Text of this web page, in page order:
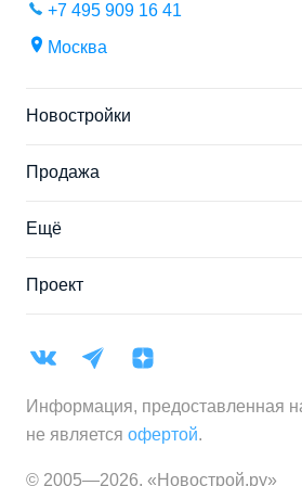
+7 495 909 16 41
Москва
Новостройки
Продажа
Ещё
Проект
Информация, предоставленная
не является офертой.
© 2005—2026, «Новострой.ру»